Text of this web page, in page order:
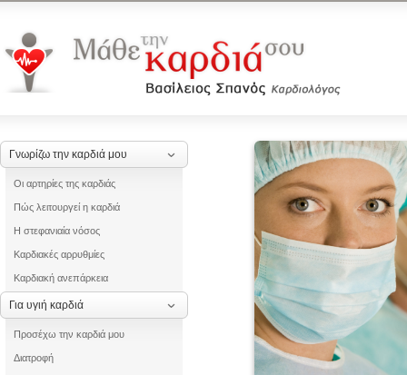
Γνωρίζω την καρδιά μου
Οι αρτηρίες της καρδιάς
Πώς λειτουργεί η καρδιά
Η στεφανιαία νόσος
Καρδιακές αρρυθμίες
Καρδιακή ανεπάρκεια
Για υγιή καρδιά
Προσέχω την καρδιά μου
Διατροφή